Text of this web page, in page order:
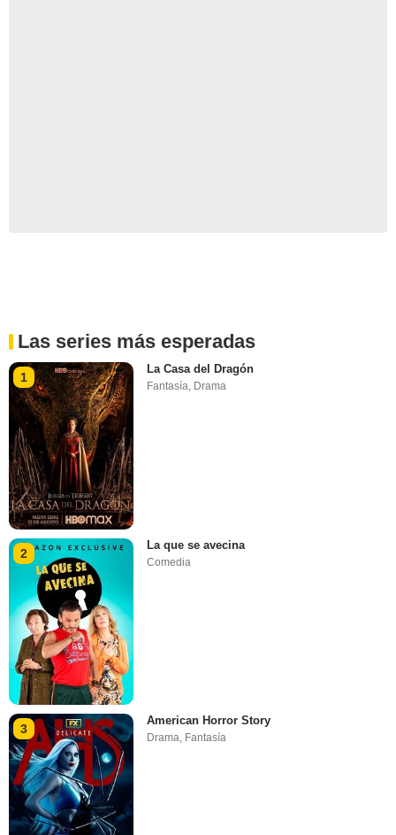
Las series más esperadas
1
La Casa del Dragón
Fantasía, Drama
2
La que se avecina
Comedia
3
American Horror Story
Drama, Fantasía